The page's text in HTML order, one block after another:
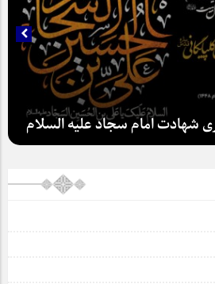
شهادت امام سجاد علیه السلام